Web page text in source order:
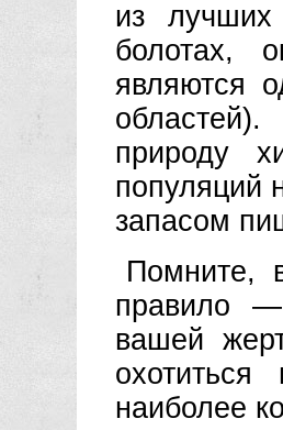
из
болотах,
являются
природу
популяций
запасом
Помните,
правило —
вашей
наиболее